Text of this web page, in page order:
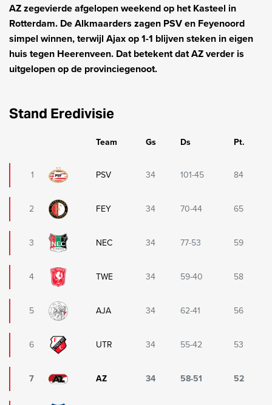
AZ zegevierde afgelopen weekend op het Kasteel in
Rotterdam. De Alkmaarders zagen PSV en Feyenoord
simpel winnen, terwijl Ajax op 1-1 blijven steken in eigen
huis tegen Heerenveen. Dat betekent dat AZ verder is
uitgelopen op de provinciegenoot.
Stand Eredivisie
Team Gs Ds Pt.
1 PSV 34 101-45 84
2 FEY 34 70-44 65
3 NEC 34 77-53 59
4 TWE 34 59-40 58
5 AJA 34 62-41 56
6 UTR 34 55-42 53
7 AZ 34 58-51 52